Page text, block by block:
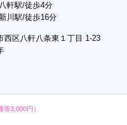
軒駅/徒歩4分
川駅/徒歩16分
西区八軒八条東１丁目 1-23
等3,000円）